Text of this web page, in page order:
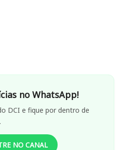
no WhatsApp!
DCI e fique por dentro de
NO CANAL